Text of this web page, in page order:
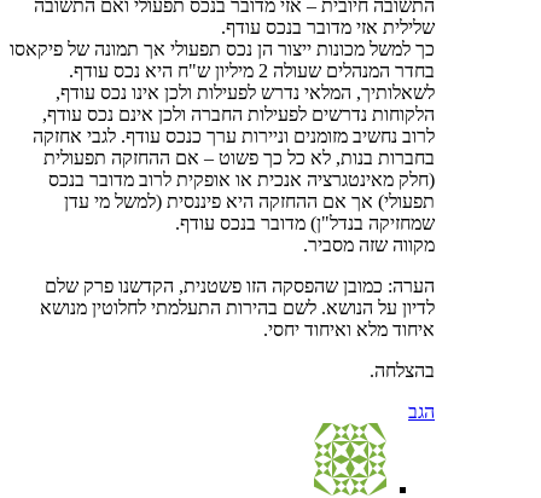
התשובה חיובית – אזי מדובר בנכס תפעולי ואם התשובה
שלילית אזי מדובר בנכס עודף.
כך למשל מכונות ייצור הן נכס תפעולי אך תמונה של פיקאסו
בחדר המנהלים שעולה 2 מיליון ש"ח היא נכס עודף.
לשאלותיך, המלאי נדרש לפעילות ולכן אינו נכס עודף,
הלקוחות נדרשים לפעילות החברה ולכן אינם נכס עודף,
לרוב נחשיב מזומנים וניירות ערך כנכס עודף. לגבי אחזקה
בחברות בנות, לא כל כך פשוט – אם ההחזקה תפעולית
(חלק מאינטגרציה אנכית או אופקית לרוב מדובר בנכס
תפעולי) אך אם ההחזקה היא פיננסית (למשל מי עדן
שמחזיקה בנדל"ן) מדובר בנכס עודף.
מקווה שזה מסביר.
הערה: כמובן שהפסקה הזו פשטנית, הקדשנו פרק שלם
לדיון על הנושא. לשם בהירות התעלמתי לחלוטין מנושא
איחוד מלא ואיחוד יחסי.
בהצלחה.
הגב